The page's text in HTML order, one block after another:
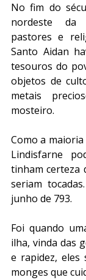
No fim do
nordeste da
pastores e
Santo Aidan
tesouros do
objetos de
metais
mosteiro.
Como a
Lindisfarne
tinham certeza
seriam
junho de 793.
Foi quando
ilha, vinda das
e rapidez, eles
monges que